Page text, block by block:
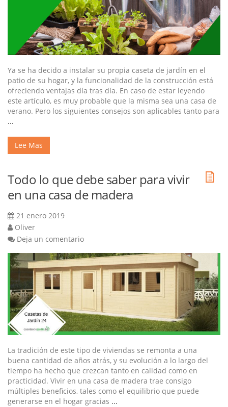
Ya se ha decido a instalar su propia caseta de jardín en el
patio de su hogar, y la funcionalidad de la construcción está
ofreciendo ventajas día tras día. En caso de estar leyendo
este artículo, es muy probable que la misma sea una casa de
verano. Pero los siguientes consejos son aplicables tanto para
...
Lee Mas
Todo lo que debe saber para vivir
en una casa de madera
21 enero 2019
Oliver
Deja un comentario
La tradición de este tipo de viviendas se remonta a una
buena cantidad de años atrás, y su evolución a lo largo del
tiempo ha hecho que crezcan tanto en calidad como en
practicidad. Vivir en una casa de madera trae consigo
múltiples beneficios, tales como el equilibrio que puede
generarse en el hogar gracias ...